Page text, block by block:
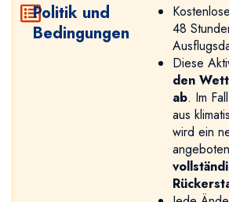
Politik und
Bedingungen
48
Diese
den
ab. Im
aus
wird ein